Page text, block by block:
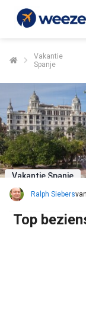
Vakantie
Spanje
Vakantie Spanje
Ralph Siebersvan
Top